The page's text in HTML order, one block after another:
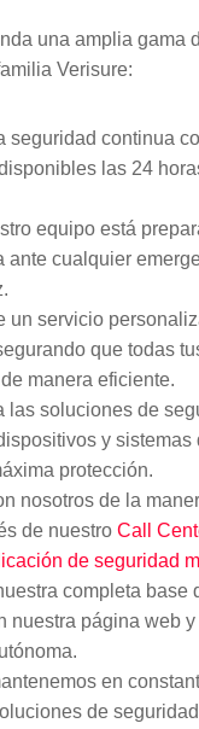
una amplia
Verisure:
seguridad continua
las 24
equipo está
ante cualquier
un servicio
que todas
manera eficiente.
las soluciones de
y sistemas
protección.
nosotros de la
de nuestro Call
de seguridad
completa base
página web y
en
de